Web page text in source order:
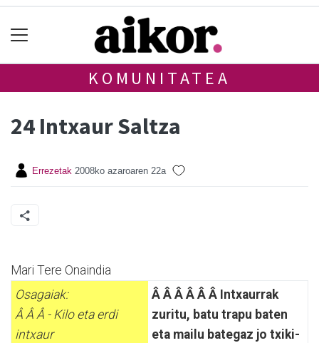
KOMUNITATEA
24 Intxaur Saltza
Errezetak 2008ko azaroaren 22a
Mari Tere Onaindia
Osagaiak:
Â Â Â - Kilo eta erdi
intxaur
Â Â Â Â Â Â Intxaurrak
zuritu, batu trapu baten
eta mailu bategaz jo txiki-